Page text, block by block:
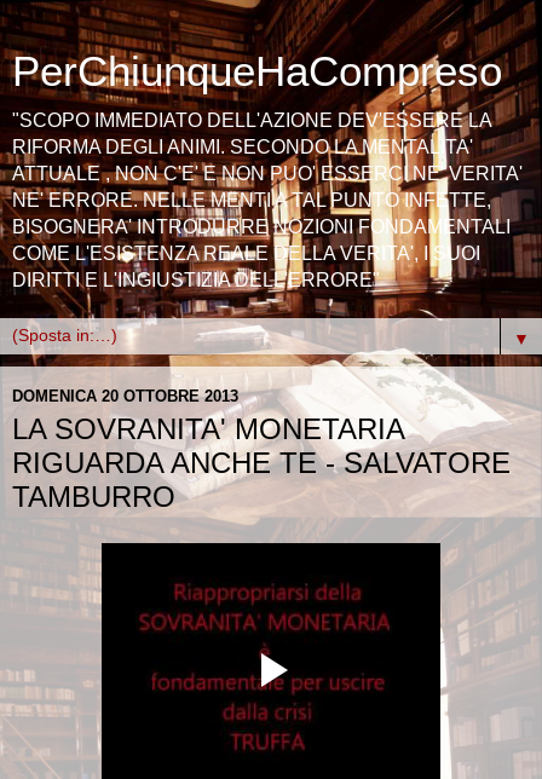
PerChiunqueHaCompreso
"SCOPO IMMEDIATO DELL'AZIONE DEV'ESSERE LA
RIFORMA DEGLI ANIMI. SECONDO LA MENTALITA'
ATTUALE , NON C'E' E NON PUO' ESSERCI NE' VERITA'
NE' ERRORE. NELLE MENTI A TAL PUNTO INFETTE,
BISOGNERA' INTRODURRE NOZIONI FONDAMENTALI
COME L'ESISTENZA REALE DELLA VERITA', I SUOI
DIRITTI E L'INGIUSTIZIA DELL'ERRORE"
▼
DOMENICA 20 OTTOBRE 2013
LA SOVRANITA' MONETARIA
RIGUARDA ANCHE TE - SALVATORE
TAMBURRO